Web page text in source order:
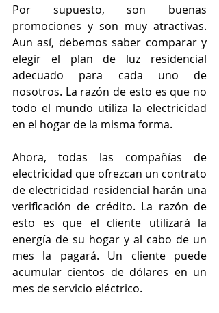
Por supuesto, son buenas
promociones y son muy atractivas.
Aun así, debemos saber comparar y
elegir el plan de luz residencial
adecuado para cada uno de
nosotros. La razón de esto es que no
todo el mundo utiliza la electricidad
en el hogar de la misma forma.
Ahora, todas las compañías de
electricidad que ofrezcan un contrato
de electricidad residencial harán una
verificación de crédito. La razón de
esto es que el cliente utilizará la
energía de su hogar y al cabo de un
mes la pagará. Un cliente puede
acumular cientos de dólares en un
mes de servicio eléctrico.